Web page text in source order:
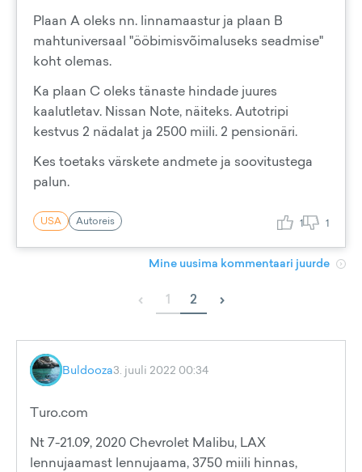
Plaan A oleks nn. linnamaastur ja plaan B
mahtuniversaal "ööbimisvõimaluseks seadmise"
koht olemas.
Ka plaan C oleks tänaste hindade juures
kaalutletav. Nissan Note, näiteks. Autotripi
kestvus 2 nädalat ja 2500 miili. 2 pensionäri.
Kes toetaks värskete andmete ja soovitustega
palun.
USA Autoreis 1 1
Mine uusima kommentaari juurde
‹ 1 2 ›
Buldooza3. juuli 2022 00:34
Turo.com
Nt 7-21.09, 2020 Chevrolet Malibu, LAX
lennujaamast lennujaama, 3750 miili hinnas,